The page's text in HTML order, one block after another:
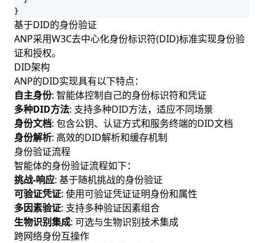
}
基于DID的身份验证
ANP采用W3C去中心化身份标识符(DID)标准实现身份验
证和授权。
DID架构
ANP的DID实现具有以下特点：
自主身份: 智能体控制自己的身份标识符和凭证
多种DID方法: 支持多种DID方法，适应不同场景
身份文档: 包含公钥、认证方式和服务终端的DID文档
身份解析: 高效的DID解析和缓存机制
身份验证流程
智能体的身份验证流程如下：
挑战-响应: 基于随机挑战的身份验证
可验证凭证: 使用可验证凭证证明身份和属性
多因素验证: 支持多种验证因素组合
生物识别集成: 可选与生物识别技术集成
跨网络身份互操作